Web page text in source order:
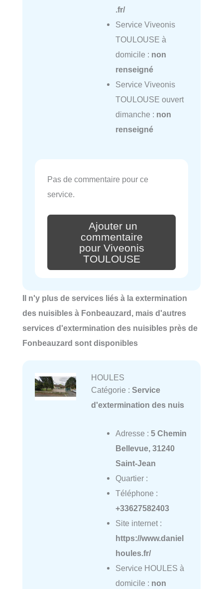
.fr/
Service Viveonis
TOULOUSE à
domicile : non
renseigné
Service Viveonis
TOULOUSE ouvert
dimanche : non
renseigné
Pas de commentaire pour ce
service.
Ajouter un
commentaire
pour Viveonis
TOULOUSE
Il n'y plus de services liés à la extermination
des nuisibles à Fonbeauzard, mais d'autres
services d'extermination des nuisibles près de
Fonbeauzard sont disponibles
HOULES
Catégorie : Service
d'extermination des nuis
Adresse : 5 Chemin
Bellevue, 31240
Saint-Jean
Quartier :
Téléphone :
+33627582403
Site internet :
https://www.daniel
houles.fr/
Service HOULES à
domicile : non